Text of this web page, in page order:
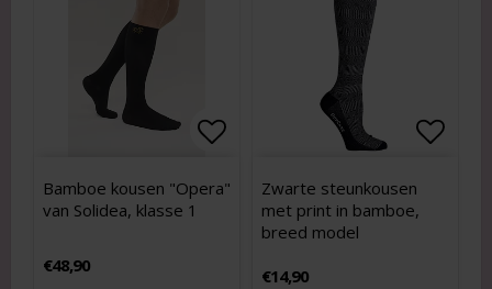
Add to list of favorites
Add to list of favorites
Bamboe kousen "Opera"
van Solidea, klasse 1
€48,90
Zwarte steunkousen
met print in bamboe,
breed model
€14,90